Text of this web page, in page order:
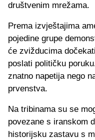
društvenim mrežama.
Prema izvještajima
pojedine grupe
će zvižducima
poslati političku
znatno napetija nego
prvenstva.
Na tribinama su se
povezane s iranskom
historijsku zastavu s